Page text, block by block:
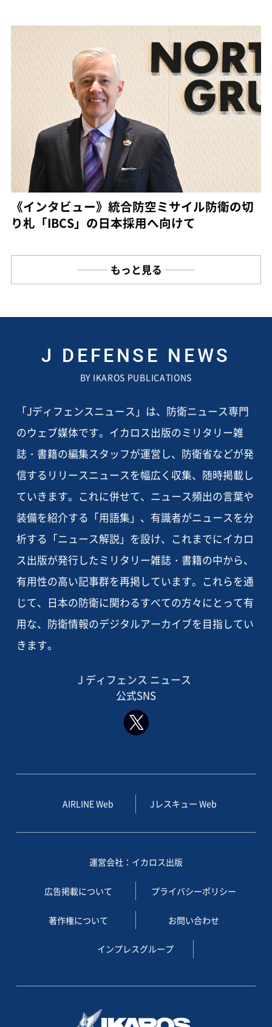
《インタビュー》統合防空ミサイル防衛の切
り札「IBCS」の日本採用へ向けて
もっと見る
J DEFENSE NEWS
BY IKAROS PUBLICATIONS
「Jディフェンスニュース」は、防衛ニュース専門
のウェブ媒体です。イカロス出版のミリタリー雑
誌・書籍の編集スタッフが運営し、防衛省などが発
信するリリースニュースを幅広く収集、随時掲載し
ていきます。これに併せて、ニュース頻出の言葉や
装備を紹介する「用語集」、有識者がニュースを分
析する「ニュース解説」を設け、これまでにイカロ
ス出版が発行したミリタリー雑誌・書籍の中から、
有用性の高い記事群を再掲しています。これらを通
じて、日本の防衛に関わるすべての方々にとって有
用な、防衛情報のデジタルアーカイブを目指してい
きます。
J ディフェンス ニュース
公式SNS
AIRLINE Web Jレスキュー Web
運営会社：イカロス出版
広告掲載について プライバシーポリシー
著作権について お問い合わせ
インプレスグループ